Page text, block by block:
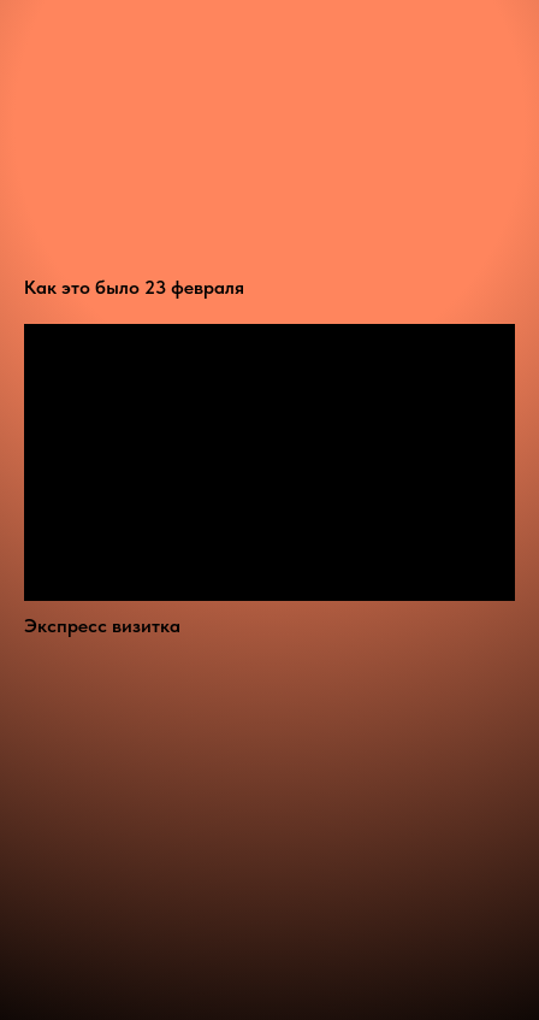
Как это было 23 февраля
Экспресс визитка